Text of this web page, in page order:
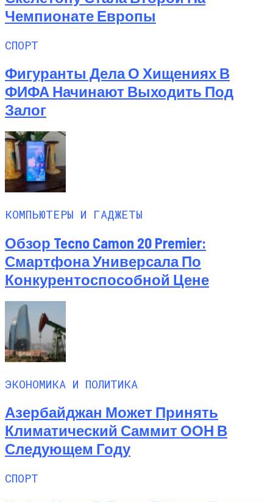
Чемпионате Европы
СПОРТ
Фигуранты Дела О Хищениях В
ФИФА Начинают Выходить Под
Залог
КОМПЬЮТЕРЫ И ГАДЖЕТЫ
Обзор Tecno Camon 20 Premier:
Смартфона Универсала По
Конкурентоспособной Цене
ЭКОНОМИКА И ПОЛИТИКА
Азербайджан Может Принять
Климатический Саммит ООН В
Следующем Году
СПОРТ